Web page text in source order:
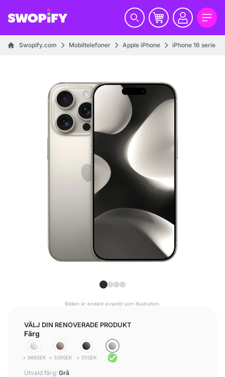
Swopify.com Mobiltelefoner Apple iPhone iPhone 16 serie
Bilden är endast avsedd som illustration.
VÄLJ DIN RENOVERADE PRODUKT
Färg
+ 668SEK + 339SEK + 55SEK
Utvald färg: Grå